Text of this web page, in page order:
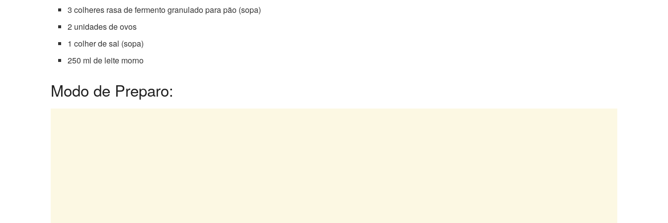
3 colheres rasa de fermento granulado para pão (sopa)
2 unidades de ovos
1 colher de sal (sopa)
250 ml de leite morno
Modo de Preparo: